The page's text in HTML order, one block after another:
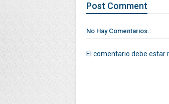
Post Comment
No Hay Comentarios.:
El comentario debe estar